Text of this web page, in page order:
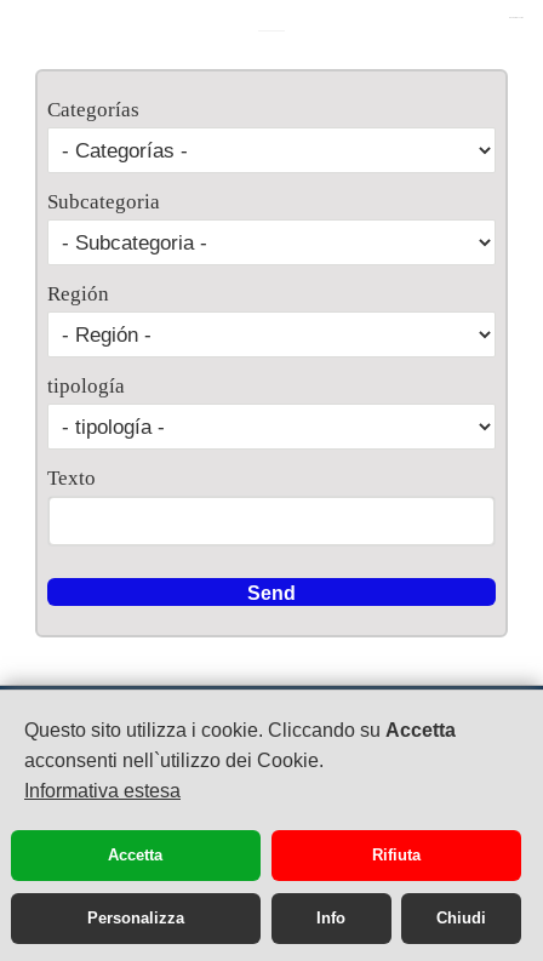
Questo sito utilizza i cookie. Cliccando su Accetta
acconsenti nell`utilizzo dei Cookie.
Informativa estesa
Accetta Rifiuta
Personalizza Info Chiudi
Categorías
Subcategoria
Región
tipología
Texto
MC CLUB
P.IVA: 04479870612
Via SS 7 Bis Km 13800
Teverola
08119094906
booking@mcclub.eu